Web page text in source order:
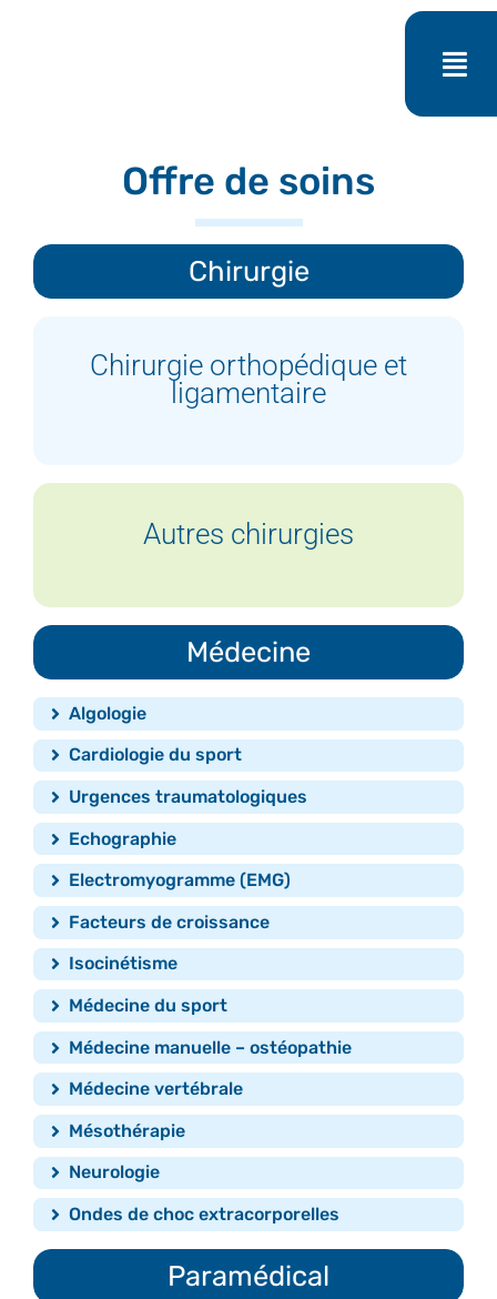
Offre de soins
Chirurgie
Chirurgie orthopédique et
ligamentaire
Autres chirurgies
Médecine
Paramédical
Algologie
Cardiologie du sport
Urgences traumatologiques
Echographie
Electromyogramme (EMG)
Facteurs de croissance
Isocinétisme
Médecine du sport
Médecine manuelle – ostéopathie
Médecine vertébrale
Mésothérapie
Neurologie
Ondes de choc extracorporelles